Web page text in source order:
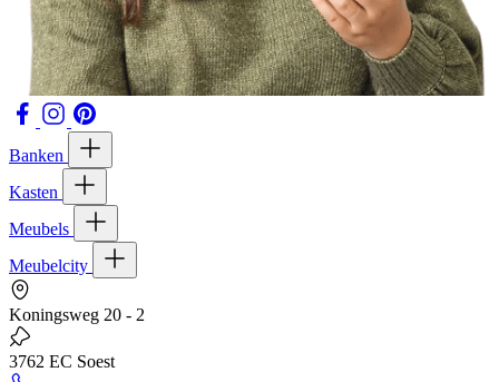
Banken
Kasten
Meubels
Meubelcity
Koningsweg 20 - 2
3762 EC Soest